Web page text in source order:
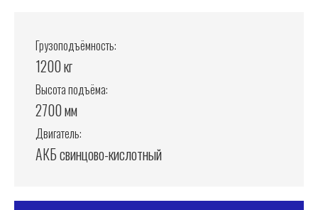
Грузоподъёмность:
1200 кг
Высота подъёма:
2700 мм
Двигатель:
АКБ свинцово-кислотный